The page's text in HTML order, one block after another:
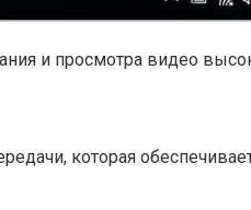
и просмотра видео
которая